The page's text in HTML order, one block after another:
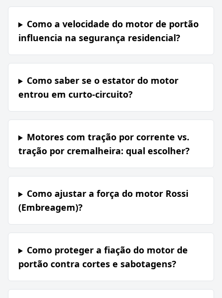
Como a velocidade do motor de portão
influencia na segurança residencial?
Como saber se o estator do motor
entrou em curto-circuito?
Motores com tração por corrente vs.
tração por cremalheira: qual escolher?
Como ajustar a força do motor Rossi
(Embreagem)?
Como proteger a fiação do motor de
portão contra cortes e sabotagens?